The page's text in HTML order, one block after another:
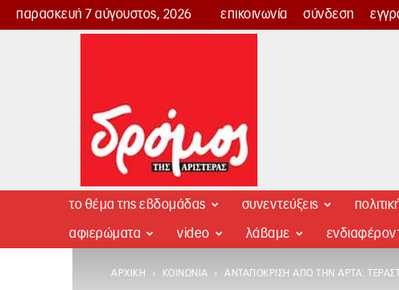
παρασκευή 7 αύγουστος, 2026 επικοινωνία σύνδεση
Δρόμος
το θέμα της εβδομάδας συνεντεύξεις
αφιερώματα video λάβαμε
ΑΡΧΙΚΉ ΚΟΙΝΩΝΊΑ ΑΝΤΑΠΌΚΡΙΣΗ ΑΠΌ ΤΗΝ ΆΡΤΑ: